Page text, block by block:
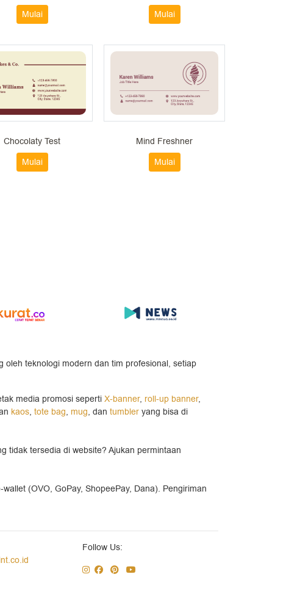
Mulai
Mulai
Chocolaty Test
Mulai
Mind Freshner
Mulai
teknologi modern dan tim profesional, setiap
media promosi seperti X-banner, roll-up banner,
kaos, tote bag, mug, dan tumbler yang bisa di
tidak tersedia di website? Ajukan permintaan
(OVO, GoPay, ShopeePay, Dana). Pengiriman
Follow Us: